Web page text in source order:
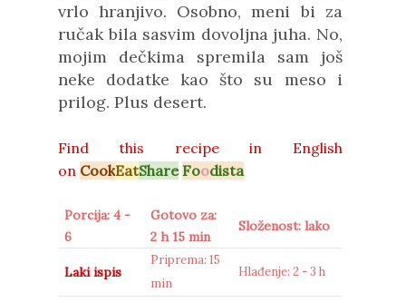
vrlo hranjivo. Osobno, meni bi za
ručak bila sasvim dovoljna juha. No,
mojim dečkima spremila sam još
neke dodatke kao što su meso i
prilog. Plus desert.
Find this recipe in
English
on CookEatShare Foodista
Porcija: 4 -
6
Gotovo za:
2 h 15 min
Složenost: lako
Laki ispis
Priprema: 15
min
Hlađenje: 2 - 3 h